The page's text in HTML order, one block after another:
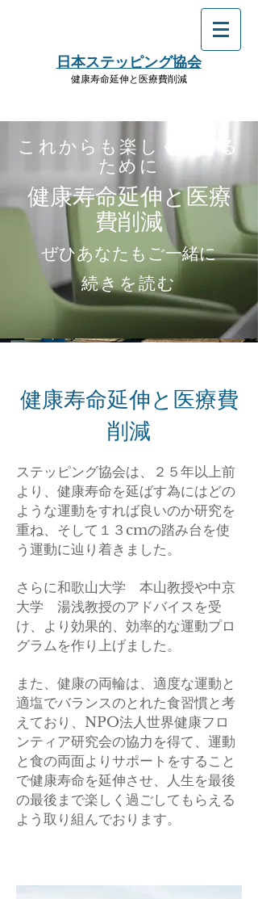
​日本ステッピング協会
健康寿命延伸と医療費削減
これからも楽しく生きる
ために
健康寿命延伸と医療
費削減
ぜひあなたもご一緒に
続きを読む
健康寿命延伸と医療費
削減
ステッピング協会は、２５年以上前
より、健康寿命を延ばす為にはどの
ような運動をすれば良いのか研究を
重ね、そして１３cmの踏み台を使
う運動に辿り着きました。
さらに和歌山大学 本山教授や中京
大学 湯浅教授のアドバイスを受
け、より効果的、効率的な運動プロ
グラムを作り上げました。
また、健康の両輪は、適度な運動と
適塩でバランスのとれた食習慣と考
えており、NPO法人世界健康フロ
ンティア研究会の協力を得て、 運動
と食の両面よりサポートをすること
で健康寿命を延伸させ、人生を最後
の最後まで楽しく過ごしてもらえる
よう取り組んでおります。